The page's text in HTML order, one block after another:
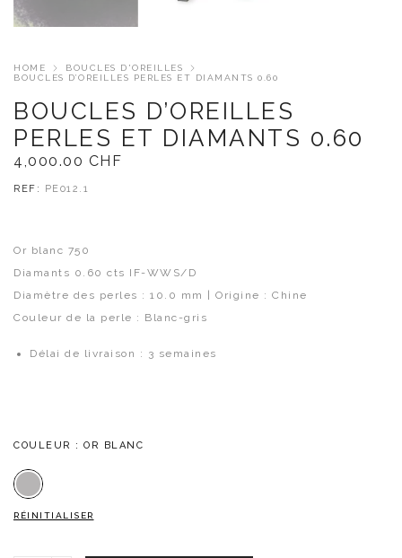
HOME
BOUCLES D'OREILLES
BOUCLES D’OREILLES PERLES ET DIAMANTS 0.60
BOUCLES D’OREILLES
PERLES ET DIAMANTS 0.60
4,000.00 CHF
REF: PE012.1
Or blanc 750
Diamants 0.60 cts IF-WWS/D
Diamètre des perles : 10.0 mm | Origine : Chine
Couleur de la perle : Blanc-gris
Délai de livraison : 3 semaines
COULEUR : OR BLANC
Or blanc
RÉINITIALISER